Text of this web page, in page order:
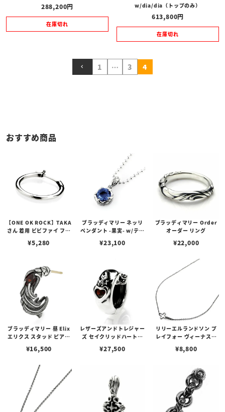
288,200
在庫切れ
w/dia/dia（トップのみ）
613,800
在庫切れ
1 … 3 4
おすすめ商品
【ONE OK ROCK】TAKA
さん 着用 ビビファイ フー
¥5,280
ブラッディマリー ネッリ
ペンダント -果実- w/ティ
¥23,100
ブラッディマリー Order
オーダー リング
¥22,000
ブラッディマリー 昼 Elix
エリクス スタッド ピアス
¥16,500
レザーズアンドトレジャー
ズ セイクリッドハートピ
¥27,500
リリーエルランドソン プ
レイフォー ヴィーナスチ
¥8,800